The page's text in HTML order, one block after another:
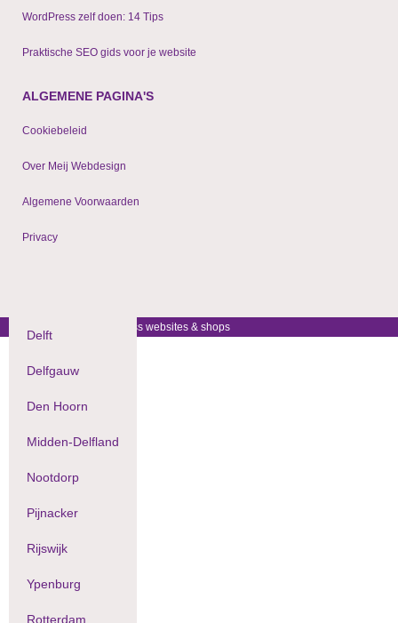
WordPress zelf doen: 14 Tips
Praktische SEO gids voor je website
ALGEMENE PAGINA'S
Cookiebeleid
Over Meij Webdesign
Algemene Voorwaarden
Privacy
Delft
Delfgauw
Den Hoorn
Midden-Delfland
Nootdorp
Pijnacker
Rijswijk
Ypenburg
Rotterdam
© 2009 - 2024 WordPress websites & shops